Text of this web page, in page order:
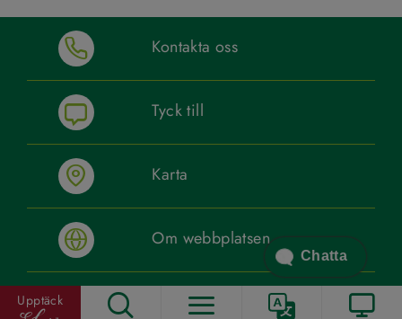
Upptäck
Kontakta oss
Tyck till
Karta
Om webbplatsen
Lättläst
Chatta